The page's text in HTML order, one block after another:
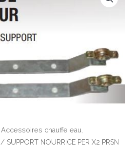
Accessoires chauffe eau,
/ SUPPORT NOURRICE PER X2 PRSN